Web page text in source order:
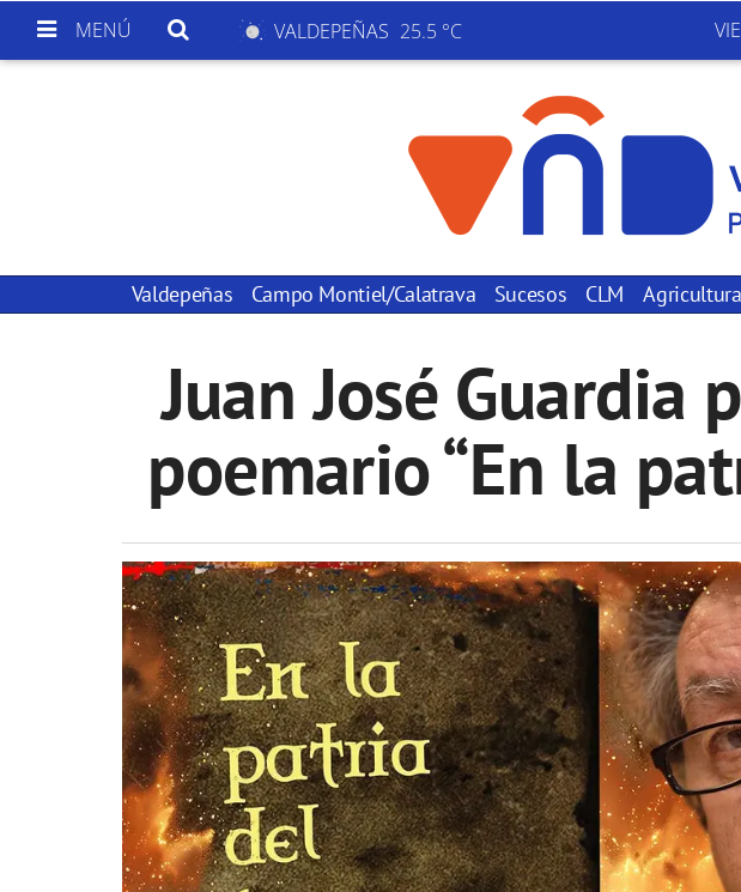
MENÚ VALDEPEÑAS 25.5 °C
Valdepeñas Campo Montiel/Calatrava Sucesos CLM Agricultura
Juan José Guardia
poemario “En la